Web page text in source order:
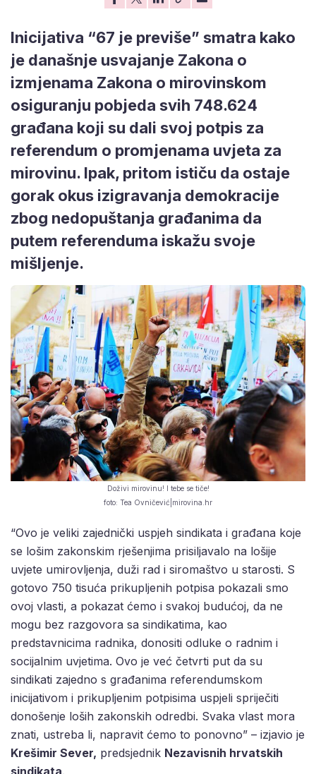
Inicijativa “67 je previše” smatra kako
je današnje usvajanje Zakona o
izmjenama Zakona o mirovinskom
osiguranju pobjeda svih 748.624
građana koji su dali svoj potpis za
referendum o promjenama uvjeta za
mirovinu. Ipak, pritom ističu da ostaje
gorak okus izigravanja demokracije
zbog nedopuštanja građanima da
putem referenduma iskažu svoje
mišljenje.
Doživi mirovinu! I tebe se tiče!
foto: Tea Ovničević|mirovina.hr
“Ovo je veliki zajednički uspjeh sindikata i građana koje
se lošim zakonskim rješenjima prisiljavalo na lošije
uvjete umirovljenja, duži rad i siromaštvo u starosti. S
gotovo 750 tisuća prikupljenih potpisa pokazali smo
ovoj vlasti, a pokazat ćemo i svakoj budućoj, da ne
mogu bez razgovora sa sindikatima, kao
predstavnicima radnika, donositi odluke o radnim i
socijalnim uvjetima. Ovo je već četvrti put da su
sindikati zajedno s građanima referendumskom
inicijativom i prikupljenim potpisima uspjeli spriječiti
donošenje loših zakonskih odredbi. Svaka vlast mora
znati, ustreba li, napravit ćemo to ponovno” – izjavio je
Krešimir Sever, predsjednik Nezavisnih hrvatskih